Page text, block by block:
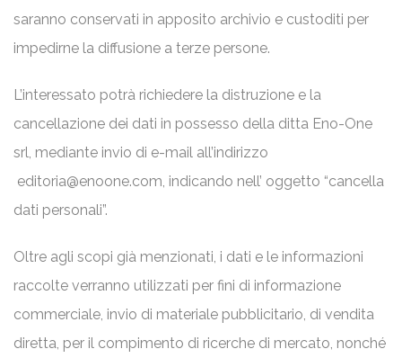
saranno conservati in apposito archivio e custoditi per
impedirne la diffusione a terze persone.
L’interessato potrà richiedere la distruzione e la
cancellazione dei dati in possesso della ditta Eno-One
srl, mediante invio di e-mail all’indirizzo
editoria@enoone.com, indicando nell’ oggetto “cancella
dati personali”.
Oltre agli scopi già menzionati, i dati e le informazioni
raccolte verranno utilizzati per fini di informazione
commerciale, invio di materiale pubblicitario, di vendita
diretta, per il compimento di ricerche di mercato, nonché